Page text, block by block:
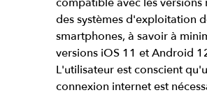
des systèmes d'exploitation
smartphones, à savoir à
versions iOS 11 et Android
L'utilisateur est conscient
connexion internet est